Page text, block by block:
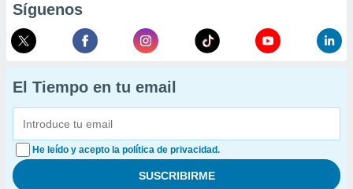
Síguenos
El Tiempo en tu email
He leído y acepto la política de privacidad.